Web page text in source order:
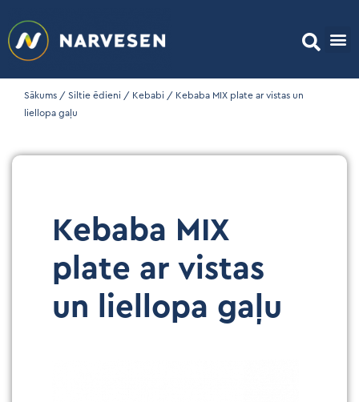
Sākums / Siltie ēdieni / Kebabi / Kebaba MIX plate ar vistas un
liellopa gaļu
Kebaba MIX
plate ar vistas
un liellopa gaļu